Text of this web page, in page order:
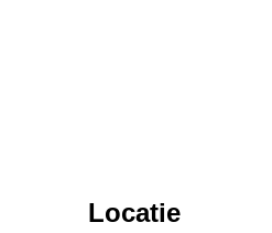
Locatie